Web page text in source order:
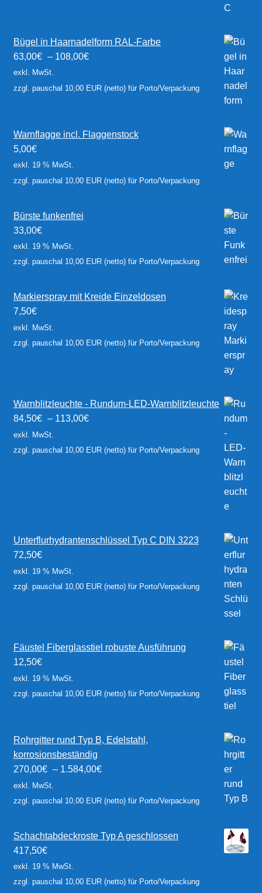
Bügel in Haarnadelform RAL-Farbe
63,00€ – 108,00€
exkl. MwSt.
zzgl. pauschal 10,00 EUR (netto) für Porto/Verpackung
Warnflagge incl. Flaggenstock
5,00€
exkl. 19 % MwSt.
zzgl. pauschal 10,00 EUR (netto) für Porto/Verpackung
Bürste funkenfrei
33,00€
exkl. 19 % MwSt.
zzgl. pauschal 10,00 EUR (netto) für Porto/Verpackung
Markierspray mit Kreide Einzeldosen
7,50€
exkl. MwSt.
zzgl. pauschal 10,00 EUR (netto) für Porto/Verpackung
Warnblitzleuchte - Rundum-LED-Warnblitzleuchte
84,50€ – 113,00€
exkl. MwSt.
zzgl. pauschal 10,00 EUR (netto) für Porto/Verpackung
Unterflurhydrantenschlüssel Typ C DIN 3223
72,50€
exkl. 19 % MwSt.
zzgl. pauschal 10,00 EUR (netto) für Porto/Verpackung
Fäustel Fiberglasstiel robuste Ausführung
12,50€
exkl. 19 % MwSt.
zzgl. pauschal 10,00 EUR (netto) für Porto/Verpackung
Rohrgitter rund Typ B, Edelstahl,
korrosionsbeständig
270,00€ – 1.584,00€
exkl. MwSt.
zzgl. pauschal 10,00 EUR (netto) für Porto/Verpackung
Schachtabdeckroste Typ A geschlossen
417,50€
exkl. 19 % MwSt.
zzgl. pauschal 10,00 EUR (netto) für Porto/Verpackung